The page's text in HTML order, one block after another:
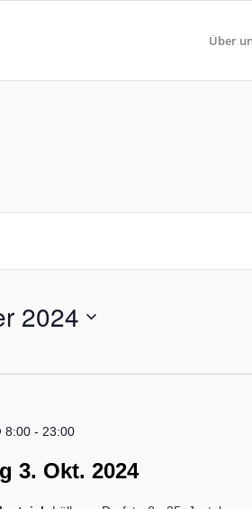
Über
2024
8:00 - 23:00
3. Okt. 2024